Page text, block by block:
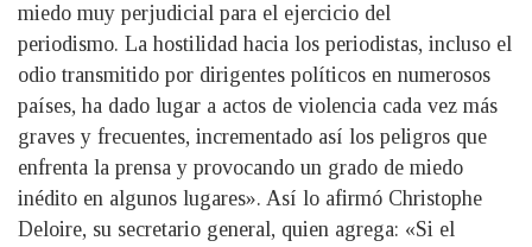
miedo muy perjudicial para el ejercicio del
periodismo. La hostilidad hacia los periodistas, incluso el
odio transmitido por dirigentes políticos en numerosos
países, ha dado lugar a actos de violencia cada vez más
graves y frecuentes, incrementado así los peligros que
enfrenta la prensa y provocando un grado de miedo
inédito en algunos lugares». Así lo afirmó Christophe
Deloire, su secretario general, quien agrega: «Si el